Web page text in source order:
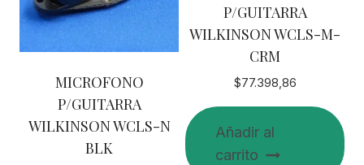
MICROFONO
P/GUITARRA
WILKINSON WCLS-N
BLK
P/GUITARRA
WILKINSON WCLS-M-
CRM
$77.398,86
Añadir al
carrito